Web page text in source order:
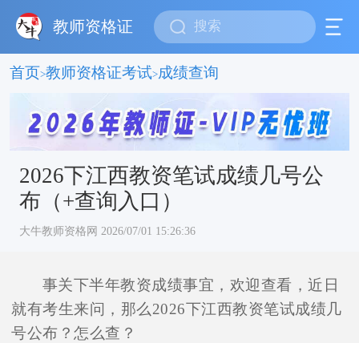
教师资格证
首页>教师资格证考试>成绩查询
2026下江西教资笔试成绩几号公
布（+查询入口）
大牛教师资格网 2026/07/01 15:26:36
事关下半年教资成绩事宜，欢迎查看，近日
就有考生来问，那么2026下江西教资笔试成绩几
号公布？怎么查？